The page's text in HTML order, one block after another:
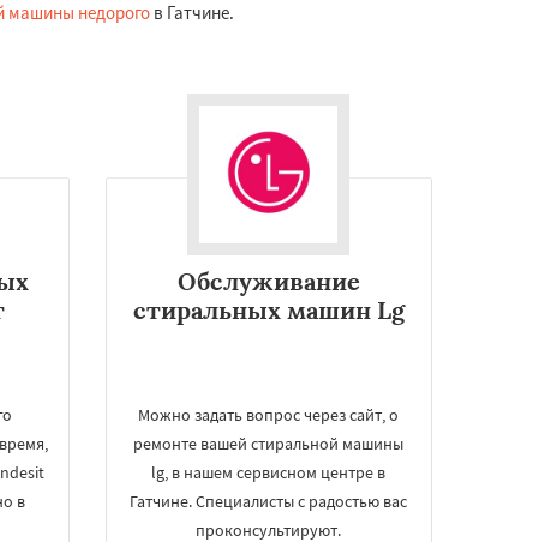
машины недорого в Гатчине.
в
Обслуживание
стиральных машин Lg
Можно задать вопрос через сайт, о
ремонте вашей стиральной машины
lg, в нашем сервисном центре в
Гатчине. Специалисты с радостью вас
проконсультируют.